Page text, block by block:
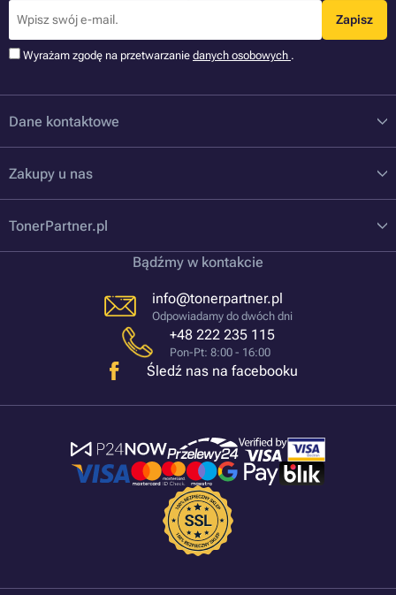
Zapisz
Wyrażam zgodę na przetwarzanie danych osobowych .
Dane kontaktowe
Zakupy u nas
TonerPartner.pl
Bądźmy w kontakcie
info@tonerpartner.pl
Odpowiadamy do dwóch dni
+48 222 235 115
Pon-Pt: 8:00 - 16:00
Śledź nas na facebooku